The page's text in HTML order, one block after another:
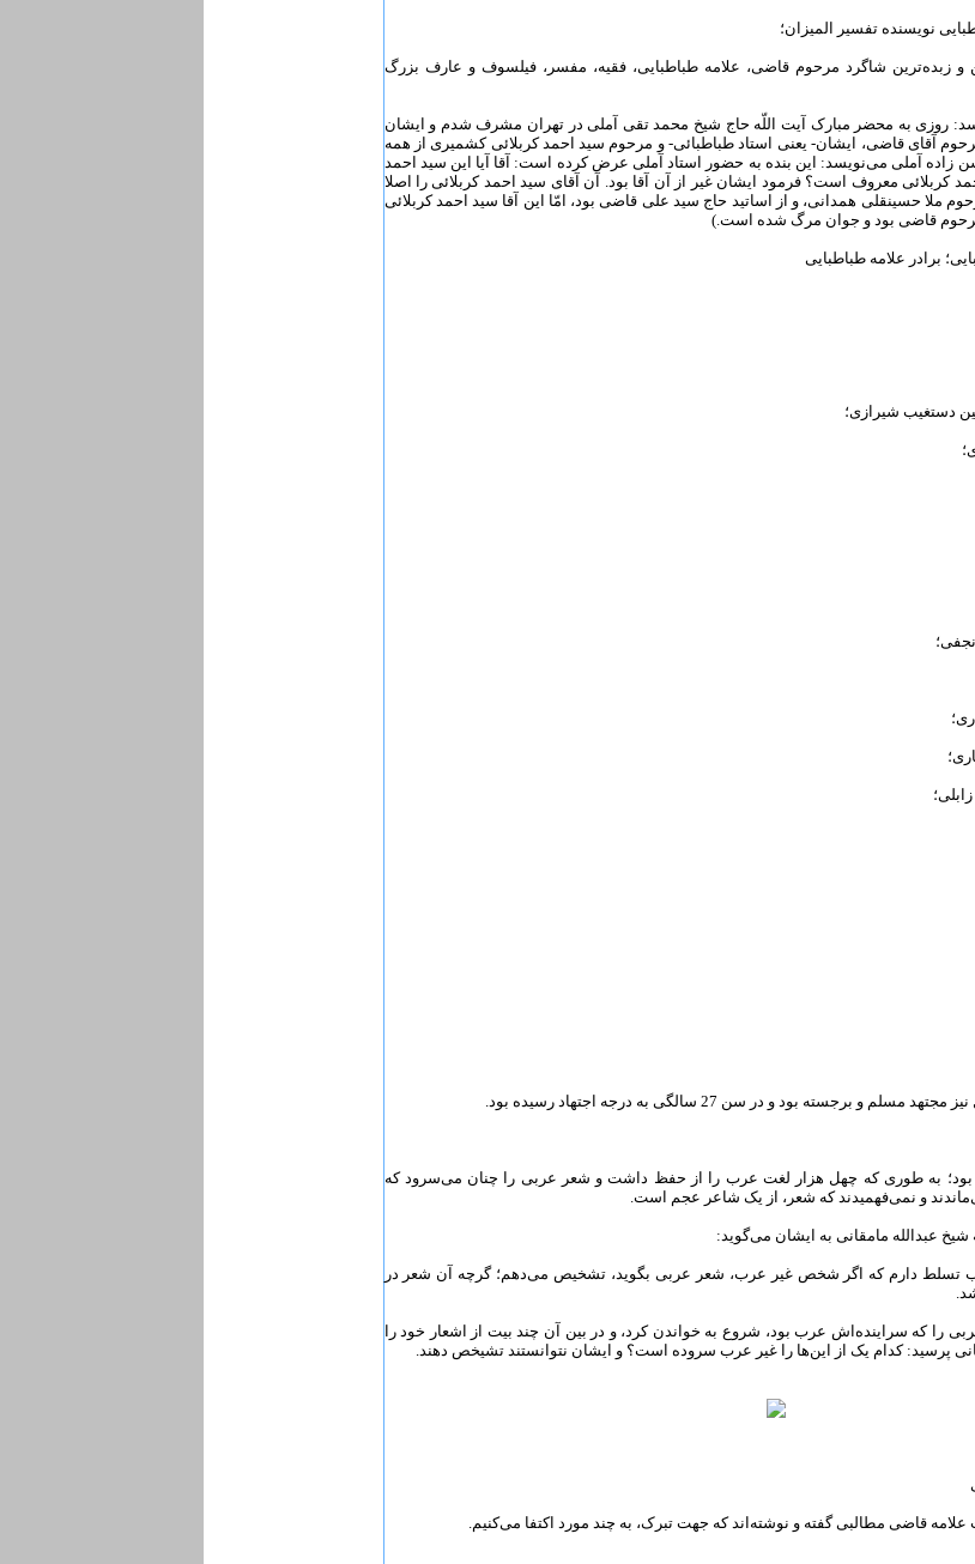
و زبده‌ترین شاگرد مرحوم قاضی، علامه طباطبایی، فقیه، مفسر، فیلسوف و عارف بزرگ
روزی به محضر مبارک آیت اللّه حاج شیخ محمد تقى آملى در تهران مشرف شدم و ایشان
آقاى قاضى، ایشان- یعنى استاد طباطبائى- و مرحوم سید احمد کربلائى کشمیرى از همه
زاده آملی می‌‌نویسد: این بنده به حضور استاد آملى عرض کرده است: آقا آیا این سید احمد
کربلائى معروف است؟ فرمود ایشان غیر از آن آقا بود. آن آقاى سید احمد کربلائى را اصلا
ملا حسینقلى همدانى، و از اساتید حاج سید على قاضى بود، امّا این آقا سید احمد کربلائى
قاضى بود و جوان مرگ شده است.)
برجسته بود و در سن 27 سالگی به درجه اجتهاد رسیده بود.
به طوری که چهل هزار لغت عرب را از حفظ داشت و شعر عربی را چنان می‌سرود که
و نمی‌فهمیدند که شعر، از یک شاعر عجم است.
شیخ عبدالله مامقانی به ایشان می‌گوید:
تسلط دارم که اگر شخص غیر عرب، شعر عربی بگوید، تشخیص می‌دهم؛ گرچه آن شعر در
را که سراینده‌اش عرب بود، شروع به خواندن کرد، و در بین آن چند بیت از اشعار خود را
پرسید: کدام یک از این‌ها را غیر عرب سروده است؟ و ایشان نتوانستند تشیخص دهند.
قاضی مطالبی گفته و نوشته‌اند که جهت تبرک، به چند مورد اکتفا می‌کنیم.